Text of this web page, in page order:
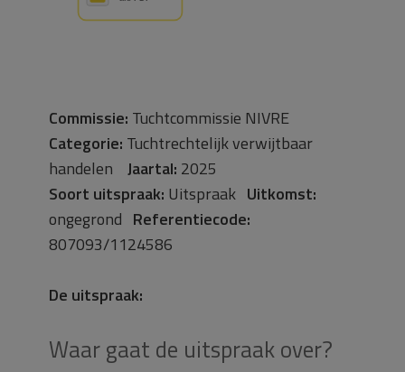
Commissie: Tuchtcommissie NIVRE
Categorie: Tuchtrechtelijk verwijtbaar
handelen Jaartal: 2025
Soort uitspraak: Uitspraak Uitkomst:
ongegrond Referentiecode:
807093/1124586
De uitspraak:
Waar gaat de uitspraak over?